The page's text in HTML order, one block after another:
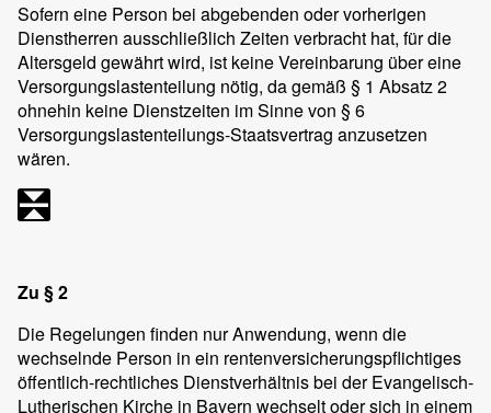
Sofern eine Person bei abgebenden oder vorherigen
Dienstherren ausschließlich Zeiten verbracht hat, für die
Altersgeld gewährt wird, ist keine Vereinbarung über eine
Versorgungslastenteilung nötig, da gemäß § 1 Absatz 2
ohnehin keine Dienstzeiten im Sinne von § 6
Versorgungslastenteilungs-Staatsvertrag anzusetzen
wären.
Zu § 2
Die Regelungen finden nur Anwendung, wenn die
wechselnde Person in ein rentenversicherungspflichtiges
öffentlich-rechtliches Dienstverhältnis bei der Evangelisch-
Lutherischen Kirche in Bayern wechselt oder sich in einem